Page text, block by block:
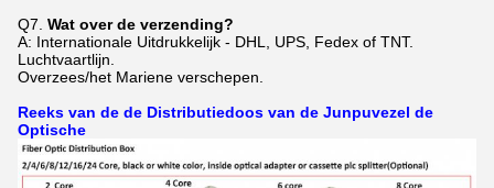
Q7. Wat over de verzending?
A: Internationale Uitdrukkelijk - DHL, UPS, Fedex of TNT.
Luchtvaartlijn.
Overzees/het Mariene verschepen.
Reeks van de de Distributiedoos van de Junpuvezel de
Optische